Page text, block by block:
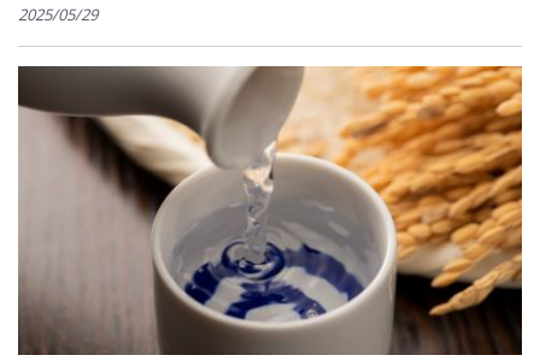
2025/05/29